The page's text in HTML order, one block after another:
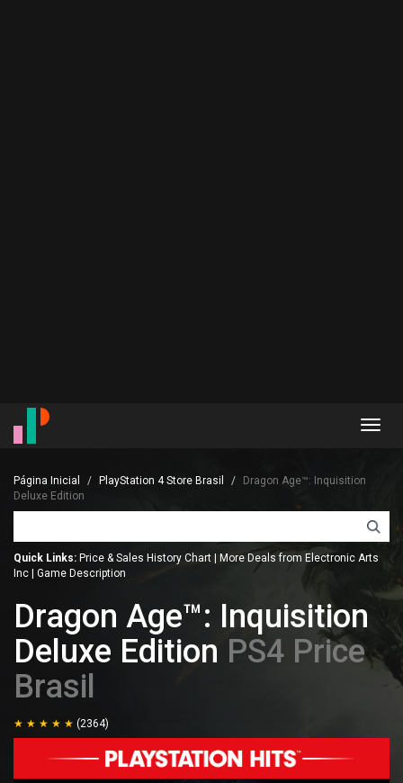
Página Inicial PlayStation 4 Store Brasil
Dragon Age™: Inquisition
Deluxe Edition
Quick Links: Price & Sales History Chart
More Deals from Electronic Arts
Inc
Game Description
Dragon Age™: Inquisition
Deluxe Edition PS4 Price
Brasil
(2364)